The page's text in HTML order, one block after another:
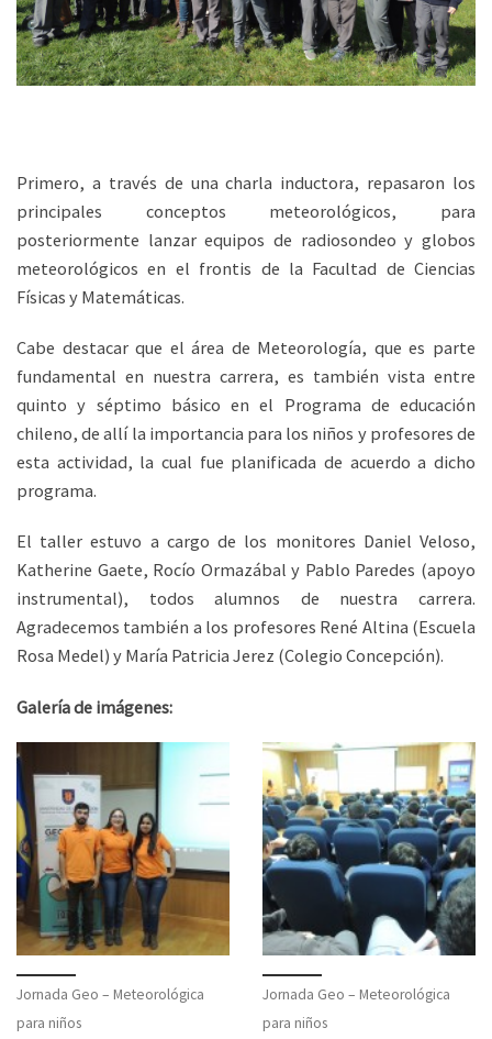
Primero, a través de una charla inductora, repasaron los
principales conceptos meteorológicos, para
posteriormente lanzar equipos de radiosondeo y globos
meteorológicos en el frontis de la Facultad de Ciencias
Físicas y Matemáticas.
Cabe destacar que el área de Meteorología, que es parte
fundamental en nuestra carrera, es también vista entre
quinto y séptimo básico en el Programa de educación
chileno, de allí la importancia para los niños y profesores de
esta actividad, la cual fue planificada de acuerdo a dicho
programa.
El taller estuvo a cargo de los monitores Daniel Veloso,
Katherine Gaete, Rocío Ormazábal y Pablo Paredes (apoyo
instrumental), todos alumnos de nuestra carrera.
Agradecemos también a los profesores René Altina (Escuela
Rosa Medel) y María Patricia Jerez (Colegio Concepción).
Galería de imágenes:
Jornada Geo – Meteorológica
para niños
Jornada Geo – Meteorológica
para niños